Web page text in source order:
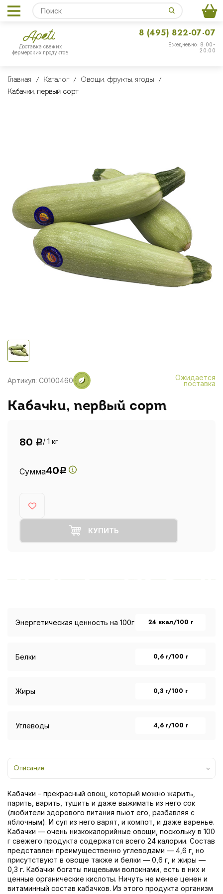
Доставка свежих
фермерских продуктов
Ежедневно: 8:00-
20:00
8 (495) 822-07-07
Главная Каталог
Овощи, фрукты, ягоды
Кабачки, первый сорт
Артикул: C0100460 Ожидается
поставка
Кабачки, первый сорт
80 Р/ 1 кг
Сумма40Р
КУПИТЬ
Энергетическая ценность на 100г 24 ккал/100 г
Белки 0,6 г/100 г
Жиры 0,3 г/100 г
Углеводы 4,6 г/100 г
Описание
Кабачки – прекрасный овощ, который можно жарить,
парить, варить, тушить и даже выжимать из него сок
(любители здорового питания пьют его, разбавляя с
яблочным). И суп из него варят, и компот, и даже варенье.
Кабачки — очень низкокалорийные овощи, поскольку в 100
г свежего продукта содержатся всего 24 калории. Состав
представлен преимущественно углеводами — 4,6 г, но
присутствуют в овоще также и белки — 0,6 г, и жиры —
0,3 г. Кабачки богаты пищевыми волокнами, есть в них и
ценные органические кислоты. Ничуть не менее ценен и
витаминный состав кабачков. Из этого продукта организм